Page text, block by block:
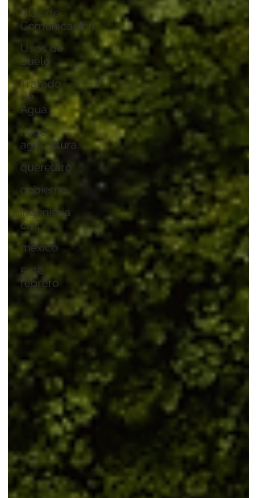
Vías de
Comunicación
Usos de
Suelo
Tratado
de
Agua
riego
agricultura
queretaro
gobierno
ingenieria
civil
mexico
5 de
febrero